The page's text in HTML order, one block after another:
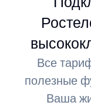
Все
полезные
Ваша